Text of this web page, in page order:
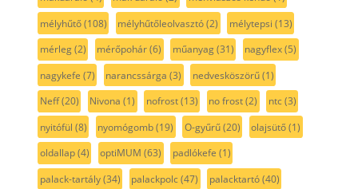
mélyhűtő(108) mélyhűtőleolvasztó(2) mélytepsi (13)
mérleg(2) mérőpohár(6) műanyag(31) nagyflex(5)
nagykefe (7) narancssárga (3) nedvesköszörű(1)
Neff(20) Nivona (1) nofrost(13) no frost(2) ntc(3)
nyitófül (8) nyomógomb(19) O-gyűrű(20) olajsütő(1)
oldallap(4) optiMUM (63) padlókefe (1)
palack-tartály(34) palackpolc(47) palacktartó(40)